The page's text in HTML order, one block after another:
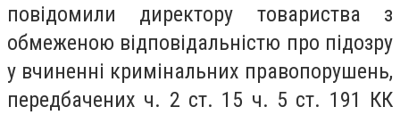
повідомили директору товариства з
обмеженою відповідальністю про підозру
у вчиненні кримінальних правопорушень,
передбачених ч. 2 ст. 15 ч. 5 ст. 191 КК